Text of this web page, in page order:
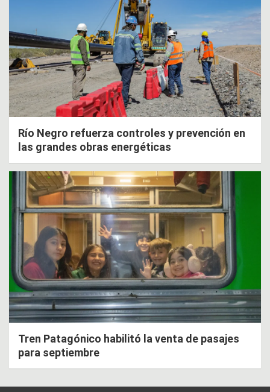
Río Negro refuerza controles y prevención en
las grandes obras energéticas
Tren Patagónico habilitó la venta de pasajes
para septiembre